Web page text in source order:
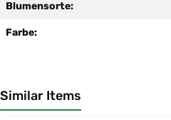
Blumensorte:
Farbe:
Similar Items